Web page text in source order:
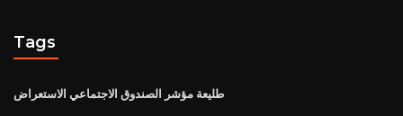
Tags
طليعة مؤشر الصندوق الاجتماعي الاستعراض